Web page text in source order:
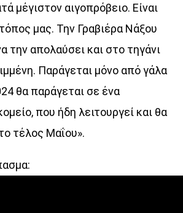
μέγιστον αιγοπρόβειο. Είναι
μας. Την Γραβιέρα Νάξου
την απολαύσει και στο τηγάνι
Παράγεται μόνο από γάλα
θα παράγεται σε ένα
που ήδη λειτουργεί και θα
τέλος Μαΐου».